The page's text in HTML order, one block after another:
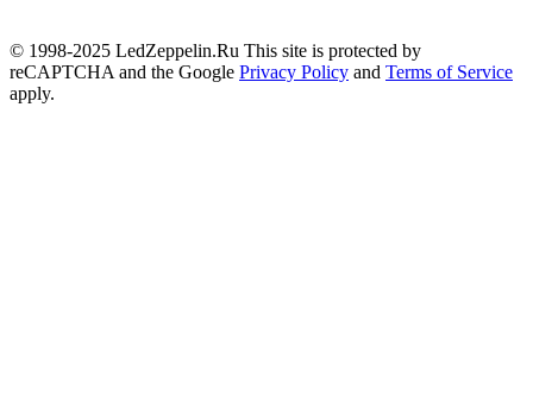
© 1998-2025 LedZeppelin.Ru This site is protected by
reCAPTCHA and the Google Privacy Policy and Terms of Service
apply.